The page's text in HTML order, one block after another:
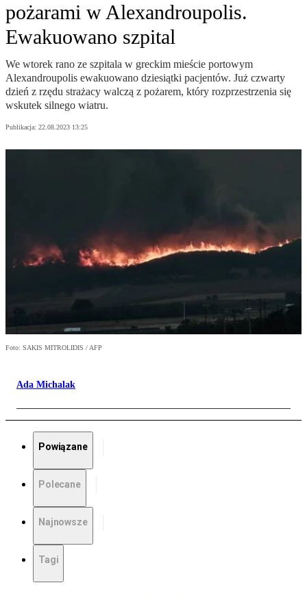
pożarami w Alexandroupolis.
Ewakuowano szpital
We wtorek rano ze szpitala w greckim mieście portowym
Alexandroupolis ewakuowano dziesiątki pacjentów. Już czwarty
dzień z rzędu strażacy walczą z pożarem, który rozprzestrzenia się
wskutek silnego wiatru.
Publikacja: 22.08.2023 13:25
Foto: SAKIS MITROLIDIS / AFP
Ada Michalak
Powiązane
Polecane
Najnowsze
Tagi